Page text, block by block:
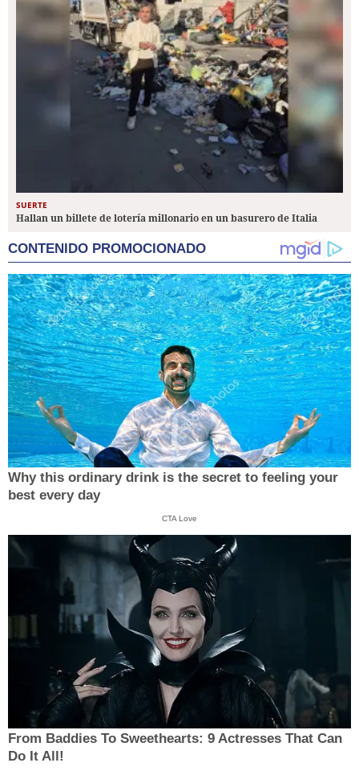
SUERTE
Hallan un billete de lotería millonario en un basurero de Italia
CONTENIDO PROMOCIONADO
Why this ordinary drink is the secret to feeling your
best every day
CTA Love
From Baddies To Sweethearts: 9 Actresses That Can
Do It All!